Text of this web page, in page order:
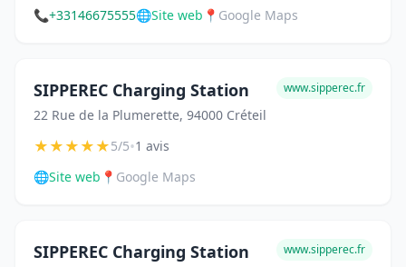
📞+33146675555🌐Site web 📍 Google Maps
SIPPEREC Charging Station
22 Rue de la Plumerette, 94000 Créteil
www.sipperec.fr
★★★★★5/5•1 avis
🌐Site web 📍 Google Maps
SIPPEREC Charging Station www.sipperec.fr